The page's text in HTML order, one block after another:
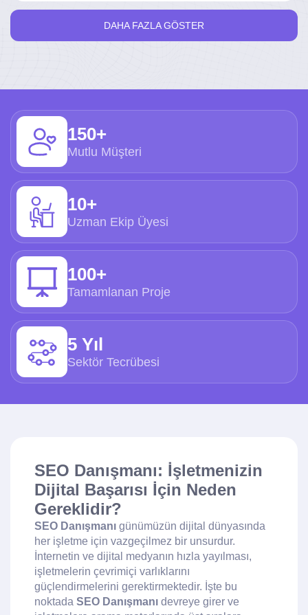
DAHA FAZLA GÖSTER
150+
Mutlu Müşteri
10+
Uzman Ekip Üyesi
100+
Tamamlanan Proje
5 Yıl
Sektör Tecrübesi
SEO Danışmanı: İşletmenizin
Dijital Başarısı İçin Neden
Gereklidir?
SEO Danışmanı günümüzün dijital dünyasında
her işletme için vazgeçilmez bir unsurdur.
İnternetin ve dijital medyanın hızla yayılması,
işletmelerin çevrimiçi varlıklarını
güçlendirmelerini gerektirmektedir. İşte bu
noktada SEO Danışmanı devreye girer ve